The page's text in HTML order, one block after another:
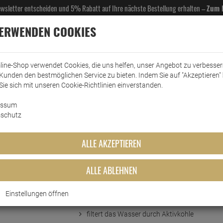
entscheiden und 5% Rabatt auf Ihre nächste Bestellung erhalten –Zum
& GASTROBEDARF DROGERIE KÜCHE & HAUSHALT KFZ
Pack
filtert das Wasser durch Aktivkohle
COOKIES
Shop verwendet Cookies, die uns helfen, unser Angebot zu
den bestmöglichen Service zu bieten. Indem Sie auf "Akzeptieren"
sich mit unseren Cookie-Richtlinien einverstanden.
ALLE AKZEPTIEREN
ALLE ABLEHNEN
Einstellungen öffnen